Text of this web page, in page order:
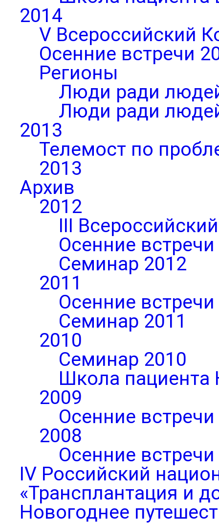
2014
V Всероссийский
Осенние встречи
Регионы
Люди ради
Люди ради
2013
Телемост по
2013
Архив
2012
III
Осенние
Семинар 2012
2011
Осенние
Семинар 2011
2010
Семинар 2010
Школа пациента
2009
Осенние
2008
Осенние
IV Российский
«Трансплантация и
Новогоднее